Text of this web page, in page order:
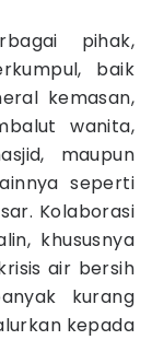
pihak,
baik
kemasan,
wanita,
maupun
seperti
Kolaborasi
khususnya
air bersih
kurang
kepada